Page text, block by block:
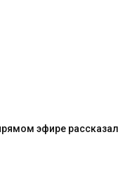
эфире рассказал